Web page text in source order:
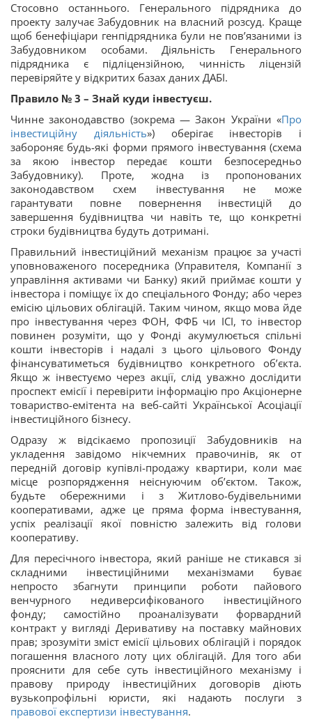
Стосовно останнього. Генерального підрядника до
проекту залучає Забудовник на власний розсуд. Краще
щоб бенефіціари генпідрядника були не пов’язаними із
Забудовником особами. Діяльність Генерального
підрядника є підліцензійною, чинність ліцензій
перевіряйте у відкритих базах даних ДАБІ.
Правило № 3 – Знай куди інвестуєш.
Чинне законодавство (зокрема — Закон України «Про
інвестиційну діяльність») оберігає інвесторів і
забороняє будь-які форми прямого інвестування (схема
за якою інвестор передає кошти безпосередньо
Забудовнику). Проте, жодна із пропонованих
законодавством схем інвестування не може
гарантувати повне повернення інвестицій до
завершення будівництва чи навіть те, що конкретні
строки будівництва будуть дотримані.
Правильний інвестиційний механізм працює за участі
уповноваженого посередника (Управителя, Компанії з
управління активами чи Банку) який приймає кошти у
інвестора і поміщує їх до спеціального Фонду; або через
емісію цільових облігацій. Таким чином, якщо мова йде
про інвестування через ФОН, ФФБ чи ІСІ, то інвестор
повинен розуміти, що у Фонді акумулюється спільні
кошти інвесторів і надалі з цього цільового Фонду
фінансуватиметься будівництво конкретного об’єкта.
Якщо ж інвестуємо через акції, слід уважно дослідити
проспект емісії і перевірити інформацію про Акціонерне
товариство-емітента на веб-сайті Української Асоціації
інвестиційного бізнесу.
Одразу ж відсікаємо пропозиції Забудовників на
укладення завідомо нікчемних правочинів, як от
передній договір купівлі-продажу квартири, коли має
місце розпорядження неіснуючим об’єктом. Також,
будьте обережними і з Житлово-будівельними
кооперативами, адже це пряма форма інвестування,
успіх реалізації якої повністю залежить від голови
кооперативу.
Для пересічного інвестора, який раніше не стикався зі
складними інвестиційними механізмами буває
непросто збагнути принципи роботи пайового
венчурного недиверсифікованого інвестиційного
фонду; самостійно проаналізувати форвардний
контракт у вигляді Деривативу на поставку майнових
прав; зрозуміти зміст емісії цільових облігацій і порядок
погашення власного лоту цих облігацій. Для того аби
прояснити для себе суть інвестиційного механізму і
правову природу інвестиційних договорів діють
вузькопрофільні юристи, які надають послуги з
правової експертизи інвестування.